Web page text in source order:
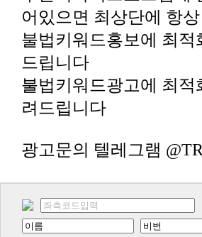
어있으면 최상단에 항
불법키워드홍보에 최
드립니다
불법키워드광고에 최
려드립니다
광고문의 텔레그램